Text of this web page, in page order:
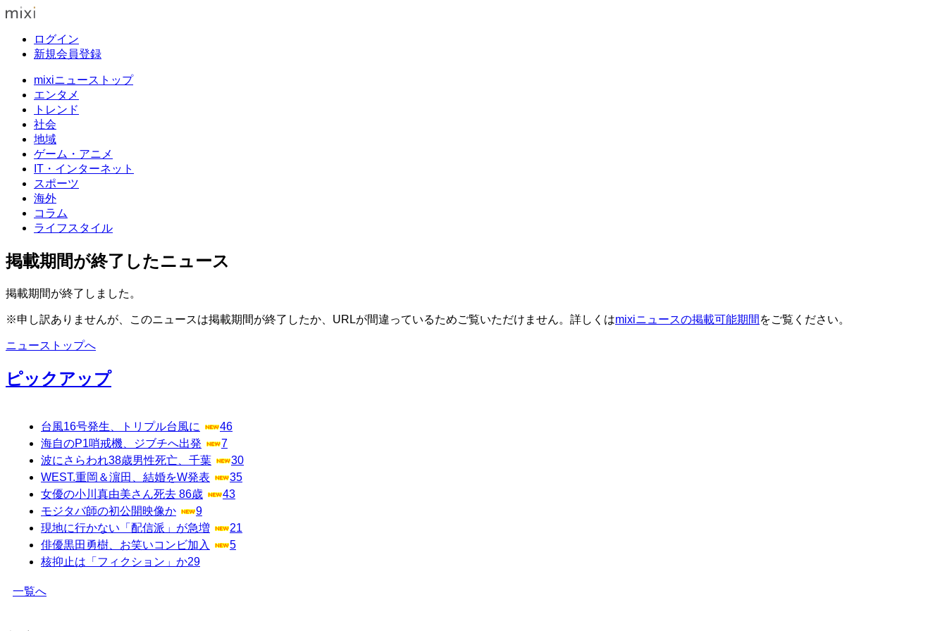
ログイン
新規会員登録
mixiニューストップ
エンタメ
トレンド
社会
地域
ゲーム・アニメ
IT・インターネット
スポーツ
海外
コラム
ライフスタイル
掲載期間が終了したニュース
掲載期間が終了しました。
※申し訳ありませんが、このニュースは掲載期間が終了したか、URLが間違っているためご覧いただけません。詳しくはmixiニュースの掲載可能期間 をご覧ください。
ニューストップへ
ピックアップ
台風16号発生、トリプル台風に
46
海自のP1哨戒機、ジブチへ出発
7
波にさらわれ38歳男性死亡、千葉
30
WEST.重岡＆濵田、結婚をW発表
35
女優の小川真由美さん死去 86歳
43
モジタバ師の初公開映像か
9
現地に行かない「配信派」が急増
21
俳優黒田勇樹、お笑いコンビ加入
5
核抑止は「フィクション」か29
一覧へ